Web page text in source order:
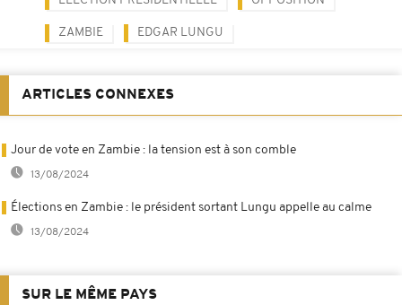
ZAMBIE EDGAR LUNGU
ARTICLES CONNEXES
Jour de vote en Zambie : la tension est à son comble
13/08/2024
Élections en Zambie : le président sortant Lungu appelle au calme
13/08/2024
SUR LE MÊME PAYS